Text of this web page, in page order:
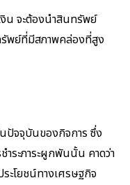
น จะต้องนำสินทรัพย์
พย์ที่มีสภาพคล่องที่สูง
ปัจจุบันของกิจการ ซึ่ง
ำระภาระผูกพันนั้น คาดว่า
ะโยชน์ทางเศรษฐกิจ